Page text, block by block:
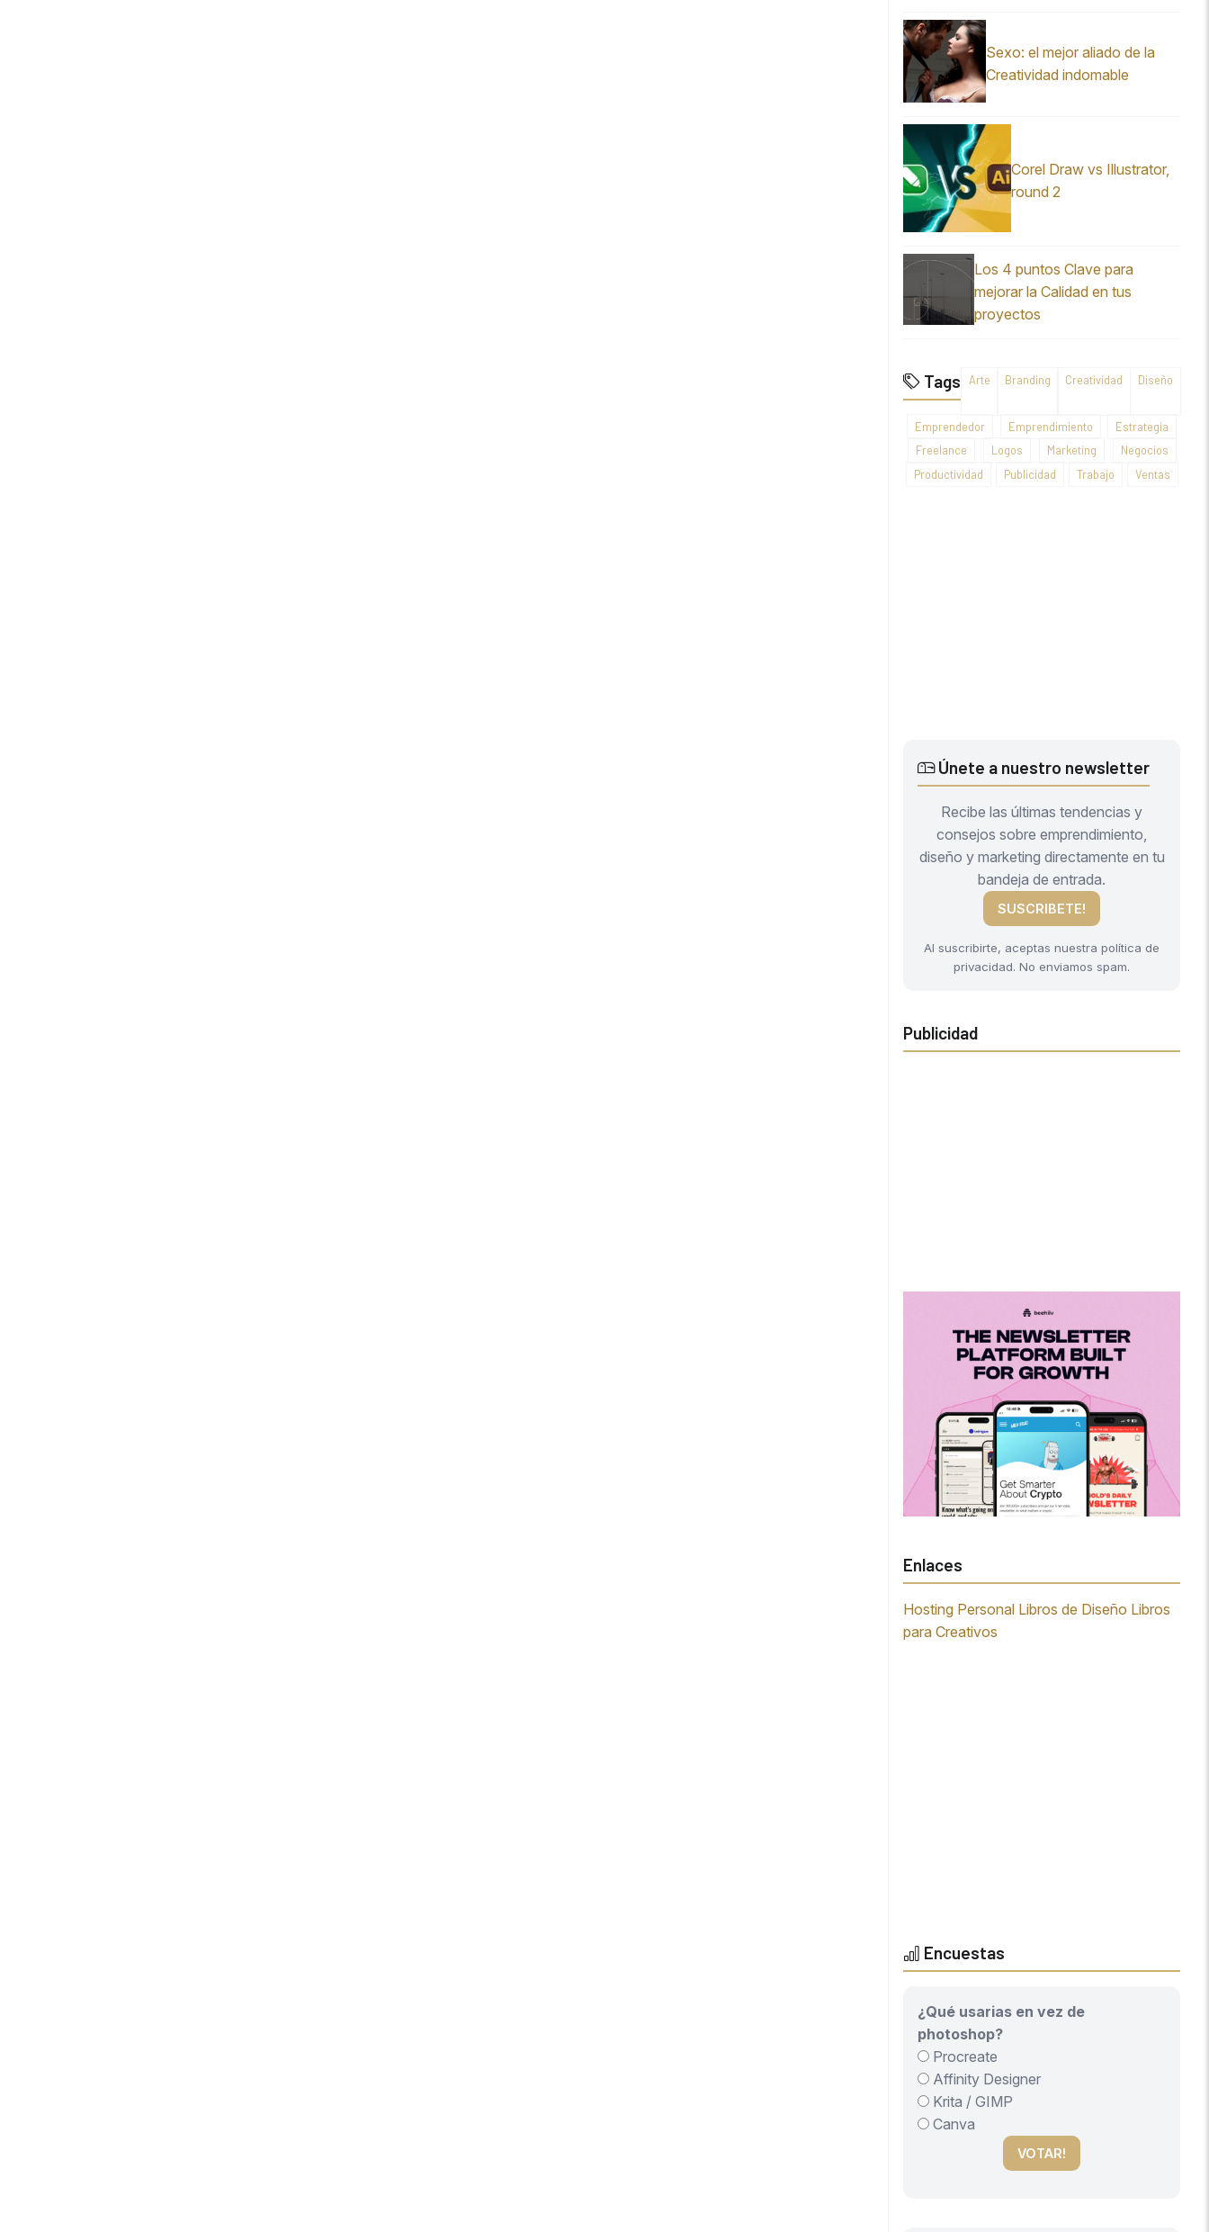
Sexo: el mejor aliado de la
Creatividad indomable
Corel Draw vs Illustrator,
round 2
Los 4 puntos Clave para
mejorar la Calidad en tus
proyectos
Tags Arte Branding Creatividad Diseño
Emprendedor Emprendimiento
Estrategia
Freelance
Logos Marketing
Negocios
Productividad
Publicidad Trabajo Ventas
Únete a nuestro newsletter
Recibe las últimas tendencias y
consejos sobre emprendimiento,
diseño y marketing directamente en tu
bandeja de entrada.
SUSCRIBETE!
Al suscribirte, aceptas nuestra política de
privacidad. No enviamos spam.
Publicidad
Enlaces
Hosting Personal Libros de Diseño Libros
para Creativos
Encuestas
¿Qué usarias en vez de
photoshop?
Procreate
Affinity Designer
Krita / GIMP
Canva
VOTAR!